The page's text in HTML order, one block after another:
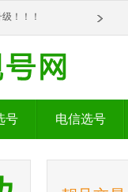
！！！
号 电信选号